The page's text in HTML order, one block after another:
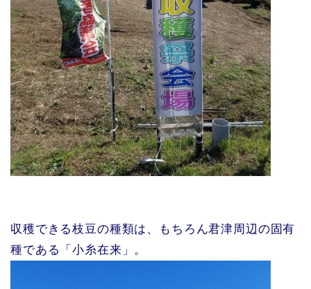
収穫できる枝豆の種類は、もちろん君津周辺の固有
種である「小糸在来」。